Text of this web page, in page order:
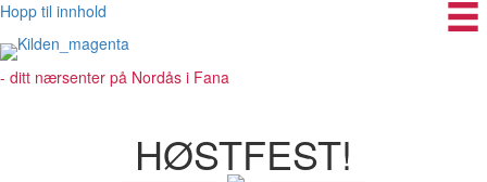
Hopp til innhold
- ditt nærsenter på Nordås i Fana
HØSTFEST!